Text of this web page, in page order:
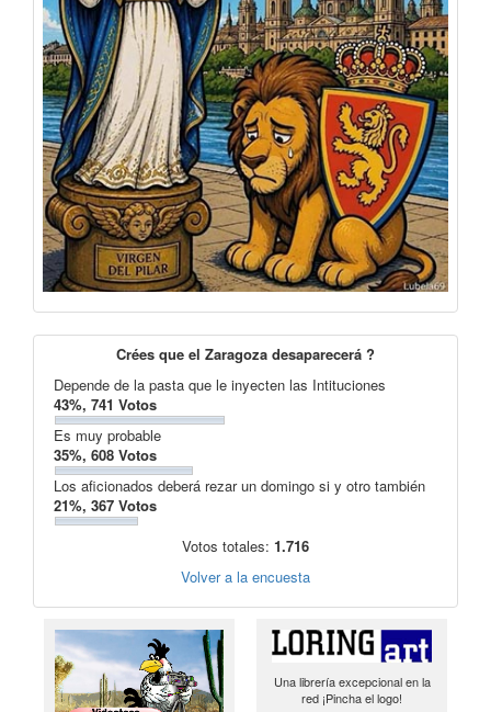
Crées que el Zaragoza desaparecerá ?
Depende de la pasta que le inyecten las Intituciones
43%, 741 Votos
Es muy probable
35%, 608 Votos
Los aficionados deberá rezar un domingo si y otro también
21%, 367 Votos
Votos totales: 1.716
Volver a la encuesta
Una librería excepcional en la
red ¡Pincha el logo!